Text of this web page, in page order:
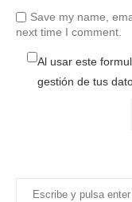
Save my name,
next time I comment.
Al usar este
gestión de tus